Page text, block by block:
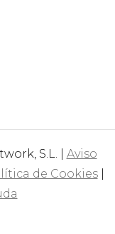
S.L. | Aviso
de Cookies|